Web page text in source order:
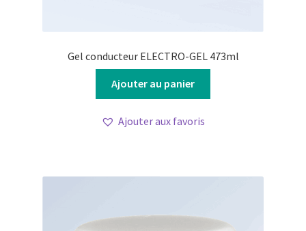
Gel conducteur ELECTRO-GEL 473ml
Ajouter au panier
Ajouter aux favoris